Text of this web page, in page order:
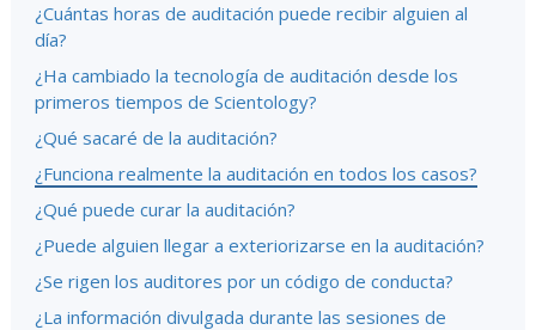
¿Cuántas horas de auditación puede recibir alguien al
día?
¿Ha cambiado la tecnología de auditación desde los
primeros tiempos de Scientology?
¿Qué sacaré de la auditación?
¿Funciona realmente la auditación en todos los casos?
¿Qué puede curar la auditación?
¿Puede alguien llegar a exteriorizarse en la auditación?
¿Se rigen los auditores por un código de conducta?
¿La información divulgada durante las sesiones de